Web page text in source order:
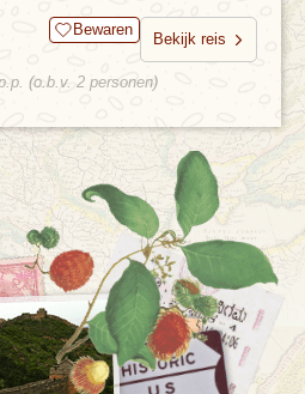
Bewaren
Bekijk reis
(o.b.v. 2 personen)